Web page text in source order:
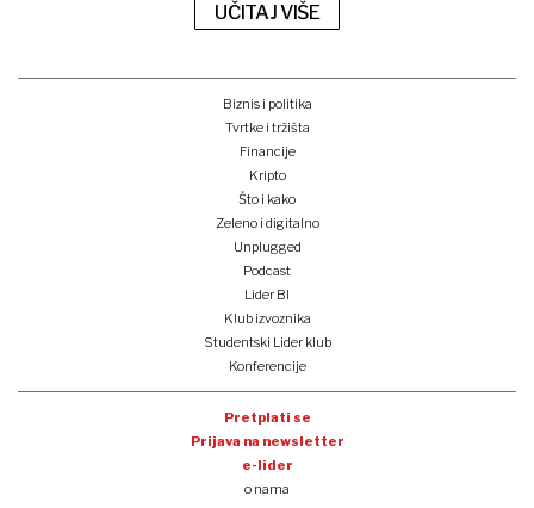
UČITAJ VIŠE
Biznis i politika
Tvrtke i tržišta
Financije
Kripto
Što i kako
Zeleno i digitalno
Unplugged
Podcast
Lider BI
Klub izvoznika
Studentski Lider klub
Konferencije
Pretplati se
Prijava na newsletter
e-lider
o nama